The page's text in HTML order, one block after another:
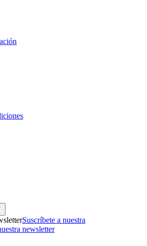
Suscríbete a nuestra
newsletter